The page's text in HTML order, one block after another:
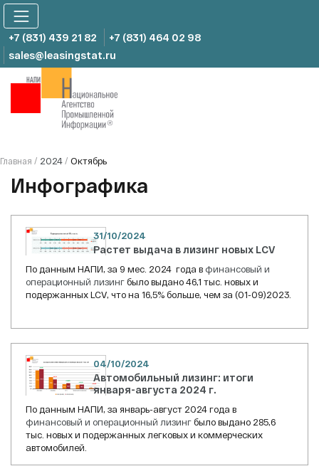
Skip
content
+7 (831) 439 21 82
+7 (831) 464 02 98
sales@leasingstat.ru
Главная / 2024 / Октябрь
Инфографика
31/10/2024
Растет выдача в лизинг новых LCV
По данным НАПИ, за 9 мес. 2024 года вфинансовый и
операционный лизингбыло выдано 46,1 тыс. новых и
подержанных LCV, что на 16,5% больше, чем за (01-09)2023.
04/10/2024
Автомобильный лизинг: итоги
января-августа 2024 г.
По данным НАПИ, за январь-август 2024 года в
финансовый и операционный лизингбыло выдано 285,6
тыс. новых и подержанных легковых и коммерческих
автомобилей.